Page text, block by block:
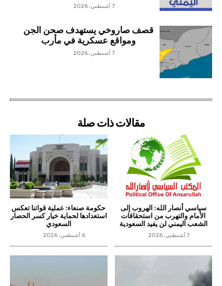
7 أغسطس، 2026
قصف صاروخي يستهدف صحن الجن
ومواقع عسكرية في مأرب
7 أغسطس، 2026
مقالات ذات صلة
سياسي أنصار الله: الهروب إلى
الأمام والتهرب من استحقاقات
الشعب اليمني لن يفيد السعودية
7 أغسطس، 2026
حكومة صنعاء: عملية قواتنا تعكس
استعدادها لحماية خيار كسر الحصار
السعودي
6 أغسطس، 2026